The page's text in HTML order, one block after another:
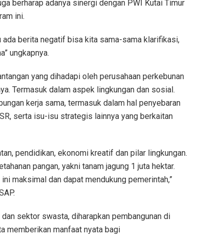
berharap adanya sinergi dengan PWI Kutai Timur
ini.
ada berita negatif bisa kita sama-sama klarifikasi,
ungkapnya.
yang dihadapi oleh perusahaan perkebunan
Termasuk dalam aspek lingkungan dan sosial.
kerja sama, termasuk dalam hal penyebaran
serta isu-isu strategis lainnya yang berkaitan
pendidikan, ekonomi kreatif dan pilar lingkungan.
pangan, yakni tanam jagung 1 juta hektar.
maksimal dan dapat mendukung pemerintah,”
sektor swasta, diharapkan pembangunan di
memberikan manfaat nyata bagi